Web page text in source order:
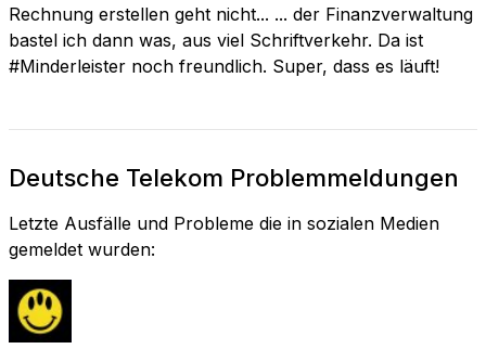
Rechnung erstellen geht nicht... ... der Finanzverwaltung
bastel ich dann was, aus viel Schriftverkehr. Da ist
#Minderleister noch freundlich. Super, dass es läuft!
Deutsche Telekom Problemmeldungen
Letzte Ausfälle und Probleme die in sozialen Medien
gemeldet wurden: